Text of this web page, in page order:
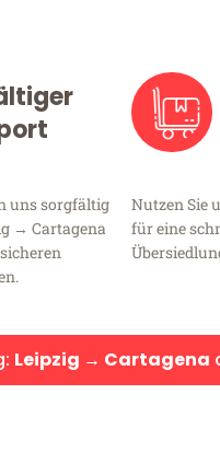
uns sorgfältig
→ Cartagena
Nutzen Sie
für eine
Leipzig → Cartagena